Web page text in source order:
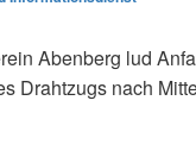
Abenberg lud
Drahtzugs nach
und das Metall-